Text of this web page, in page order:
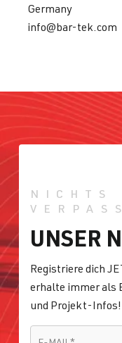
Germany
info@bar-tek.com
NICHTS
UNSER
Registriere dich
erhalte immer als
und Projekt-Infos!